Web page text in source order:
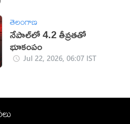
తెలంగాణ
నేపాల్‌లో 4.2 తీవ్రతతో
భూకంపం
Jul 22, 2026, 06:07 IST